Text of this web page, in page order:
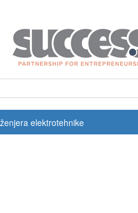
elektrotehnike